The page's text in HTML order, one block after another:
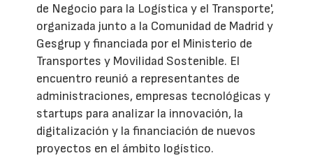
de Negocio para la Logística y el Transporte',
organizada junto a la Comunidad de Madrid y
Gesgrup y financiada por el Ministerio de
Transportes y Movilidad Sostenible. El
encuentro reunió a representantes de
administraciones, empresas tecnológicas y
startups para analizar la innovación, la
digitalización y la financiación de nuevos
proyectos en el ámbito logístico.